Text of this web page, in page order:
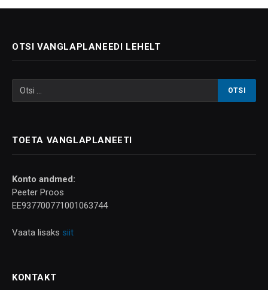
OTSI VANGLAPLANEEDI LEHELT
TOETA VANGLAPLANEETI
Konto andmed:
Peeter Proos
EE937700771001063744
Vaata lisaks siit
KONTAKT